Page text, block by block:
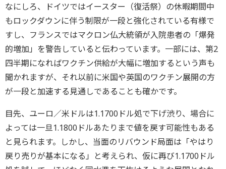
なにしろ、ドイツではイースター（復活祭）の休暇期間中
もロックダウンに伴う制限が一段と強化されている有様で
すし、フランスではマクロン仏大統領が入院患者の「爆発
的増加」を警告していると伝わっています。一部には、第2
四半期になればワクチン供給が大幅に増加するという声も
聞かれますが、それ以前に米国や英国のワクチン展開の方
が一段と加速する見通しであることも確かです。
目先、ユーロ／米ドルは1.1700ドル処で下げ渋り、場合に
よっては一旦1.1800ドルあたりまで値を戻す可能性もある
と見られます。しかし、当面のリバウンド局面は「やはり
戻り売りが基本になる」と考えられ、仮に再び1.1700ドル